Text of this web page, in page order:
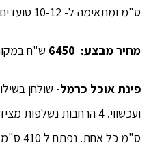
ס"מ ומתאימה ל- 10-12 סועדים.
מחיר מבצע: 6450 ש"ח במקום 11053
פינת אוכל כרמל- שולחן
ס"מ כל אחת. נפתח ל 410 ס"מ ומתאימה ל 18-20 סועדים.